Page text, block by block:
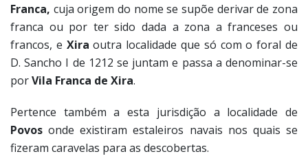
Franca, cuja origem do nome se supõe derivar de zona
franca ou por ter sido dada a zona a franceses ou
francos, e Xira outra localidade que só com o foral de
D. Sancho I de 1212 se juntam e passa a denominar-se
porVila Franca de Xira.
Pertence também a esta jurisdição a localidade de
Povos onde existiram estaleiros navais nos quais se
fizeram caravelas para as descobertas.